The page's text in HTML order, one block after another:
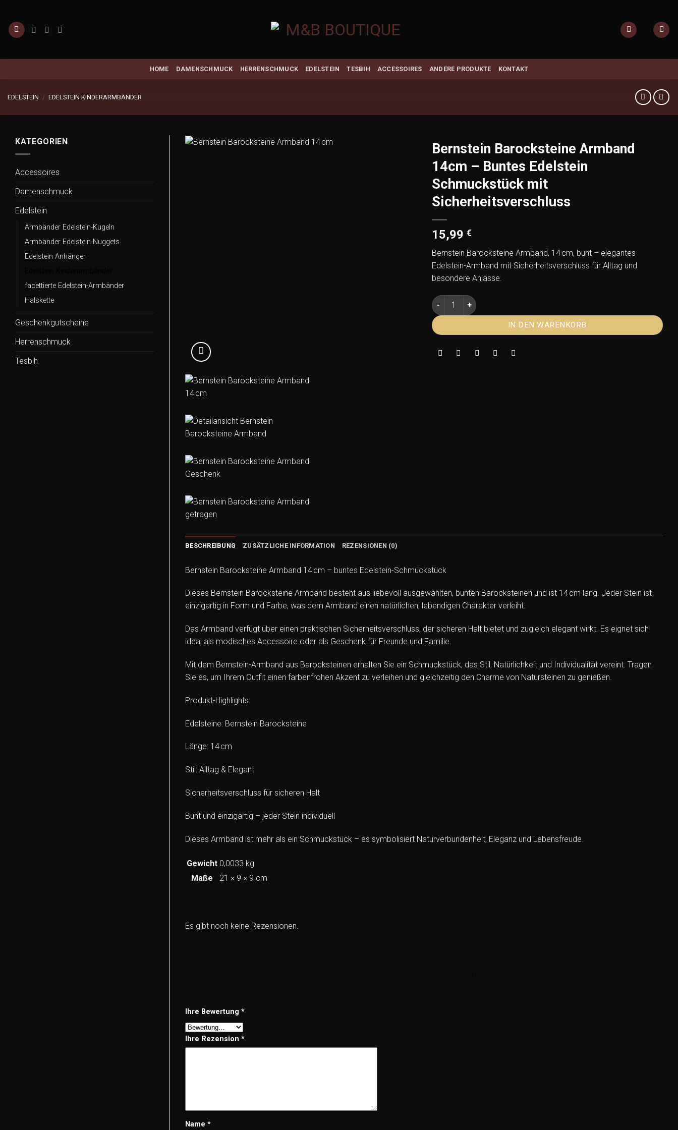
springen
HOME DAMENSCHMUCK HERRENSCHMUCK EDELSTEIN TESBIH ACCESSOIRES ANDERE PRODUKTE KONTAKT
EDELSTEIN / EDELSTEIN KINDERARMBÄNDER
KATEGORIEN
Accessoires
Damenschmuck
Edelstein
Armbänder Edelstein-Kugeln
Armbänder Edelstein-Nuggets
Edelstein Anhänger
facettierte Edelstein-Armbänder
Halskette
Geschenkgutscheine
Herrenschmuck
Tesbih
Bernstein Barocksteine Armband
14cm – Buntes Edelstein
Schmuckstück mit
Sicherheitsverschluss
15,99 €
Bernstein Barocksteine Armband, 14 cm, bunt – elegantes
Edelstein-Armband mit Sicherheitsverschluss für Alltag und
besondere Anlässe.
Bernstein Barocksteine Armband 14cm – Buntes Edelstein
IN DEN WARENKORB
BESCHREIBUNG ZUSÄTZLICHE INFORMATION REZENSIONEN (0)
Bernstein Barocksteine Armband 14 cm – buntes Edelstein-Schmuckstück
Dieses Bernstein Barocksteine Armband besteht aus liebevoll ausgewählten, bunten Barocksteinen und ist 14 cm lang. Jeder Stein ist
einzigartig in Form und Farbe, was dem Armband einen natürlichen, lebendigen Charakter verleiht.
Das Armband verfügt über einen praktischen Sicherheitsverschluss, der sicheren Halt bietet und zugleich elegant wirkt. Es eignet sich
ideal als modisches Accessoire oder als Geschenk für Freunde und Familie.
Mit dem Bernstein-Armband aus Barocksteinen erhalten Sie ein Schmuckstück, das Stil, Natürlichkeit und Individualität vereint. Tragen
Sie es, um Ihrem Outfit einen farbenfrohen Akzent zu verleihen und gleichzeitig den Charme von Natursteinen zu genießen.
Produkt-Highlights:
Edelsteine: Bernstein Barocksteine
Länge: 14 cm
Stil: Alltag & Elegant
Sicherheitsverschluss für sicheren Halt
Bunt und einzigartig – jeder Stein individuell
Dieses Armband ist mehr als ein Schmuckstück – es symbolisiert Naturverbundenheit, Eleganz und Lebensfreude.
Gewicht 0,0033 kg
Maße
21 × 9 × 9 cm
Es gibt noch keine Rezensionen.
Ihre Bewertung *
Ihre Rezension *
Name *